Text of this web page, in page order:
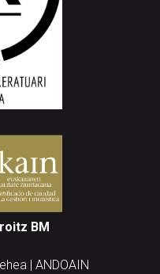
BM
| ANDOAIN